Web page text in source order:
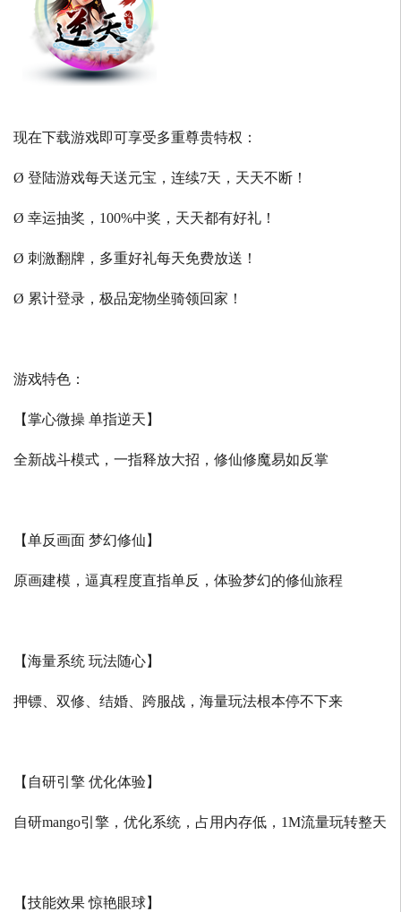
现在下载游戏即可享受多重尊贵特权：
Ø 登陆游戏每天送元宝，连续7天，天天不断！
Ø 幸运抽奖，100%中奖，天天都有好礼！
Ø 刺激翻牌，多重好礼每天免费放送！
Ø 累计登录，极品宠物坐骑领回家！
游戏特色：
【掌心微操 单指逆天】
全新战斗模式，一指释放大招，修仙修魔易如反掌
【单反画面 梦幻修仙】
原画建模，逼真程度直指单反，体验梦幻的修仙旅程
【海量系统 玩法随心】
押镖、双修、结婚、跨服战，海量玩法根本停不下来
【自研引擎 优化体验】
自研mango引擎，优化系统，占用内存低， 1M流量玩转整天
【技能效果 惊艳眼球】